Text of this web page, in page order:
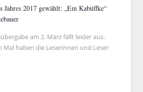
Jahres 2017 gewählt: „Em Kabüffke“
am 2. März fällt leider aus.
Mal haben die Leserinnen und Leser